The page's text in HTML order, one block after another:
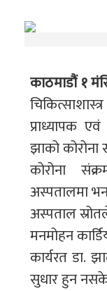
काठमाडौं १
प्राध्यापक
झाको
कोरोना
अस्पतालमा
अस्पताल
मनमोहन
कार्यरत डा.
सुधार हुन